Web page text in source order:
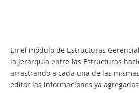
En el módulo de Estructuras
la jerarquía entre las Estructuras
arrastrando a cada una de las
editar las informaciones ya